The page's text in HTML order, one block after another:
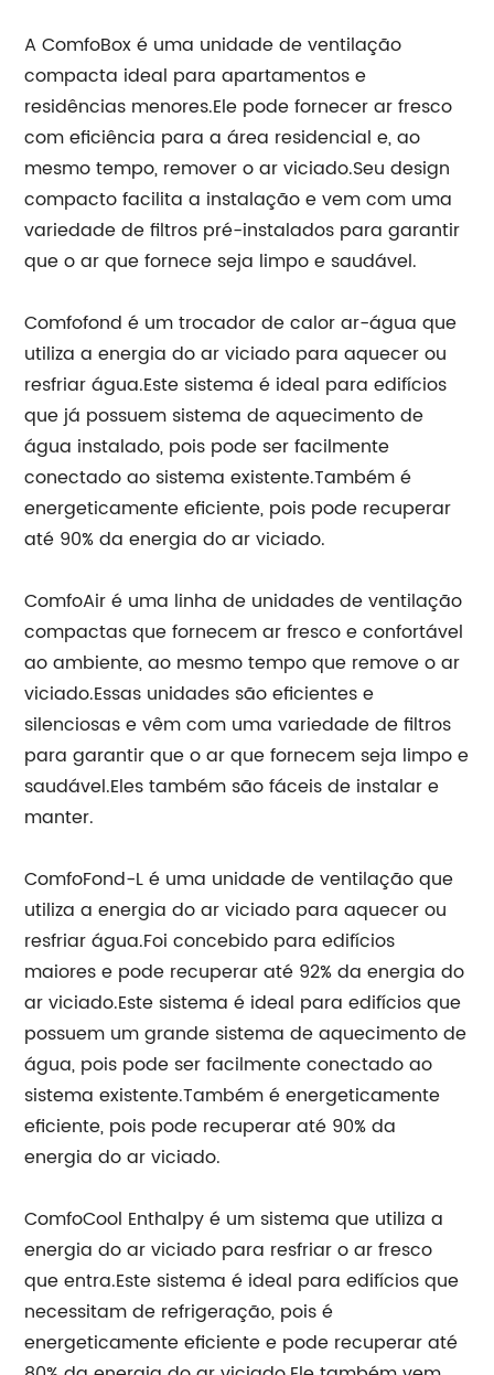
A ComfoBox é uma unidade de ventilação
compacta ideal para apartamentos e
residências menores.Ele pode fornecer ar fresco
com eficiência para a área residencial e, ao
mesmo tempo, remover o ar viciado.Seu design
compacto facilita a instalação e vem com uma
variedade de filtros pré-instalados para garantir
que o ar que fornece seja limpo e saudável.
Comfofond é um trocador de calor ar-água que
utiliza a energia do ar viciado para aquecer ou
resfriar água.Este sistema é ideal para edifícios
que já possuem sistema de aquecimento de
água instalado, pois pode ser facilmente
conectado ao sistema existente.Também é
energeticamente eficiente, pois pode recuperar
até 90% da energia do ar viciado.
ComfoAir é uma linha de unidades de ventilação
compactas que fornecem ar fresco e confortável
ao ambiente, ao mesmo tempo que remove o ar
viciado.Essas unidades são eficientes e
silenciosas e vêm com uma variedade de filtros
para garantir que o ar que fornecem seja limpo e
saudável.Eles também são fáceis de instalar e
manter.
ComfoFond-L é uma unidade de ventilação que
utiliza a energia do ar viciado para aquecer ou
resfriar água.Foi concebido para edifícios
maiores e pode recuperar até 92% da energia do
ar viciado.Este sistema é ideal para edifícios que
possuem um grande sistema de aquecimento de
água, pois pode ser facilmente conectado ao
sistema existente.Também é energeticamente
eficiente, pois pode recuperar até 90% da
energia do ar viciado.
ComfoCool Enthalpy é um sistema que utiliza a
energia do ar viciado para resfriar o ar fresco
que entra.Este sistema é ideal para edifícios que
necessitam de refrigeração, pois é
energeticamente eficiente e pode recuperar até